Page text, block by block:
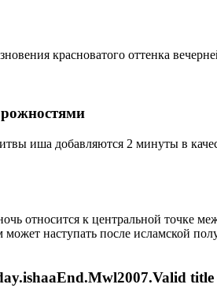
красноватого оттенка
иша добавляются 2 минуты в
относится к центральной точке
наступать после исламской
title